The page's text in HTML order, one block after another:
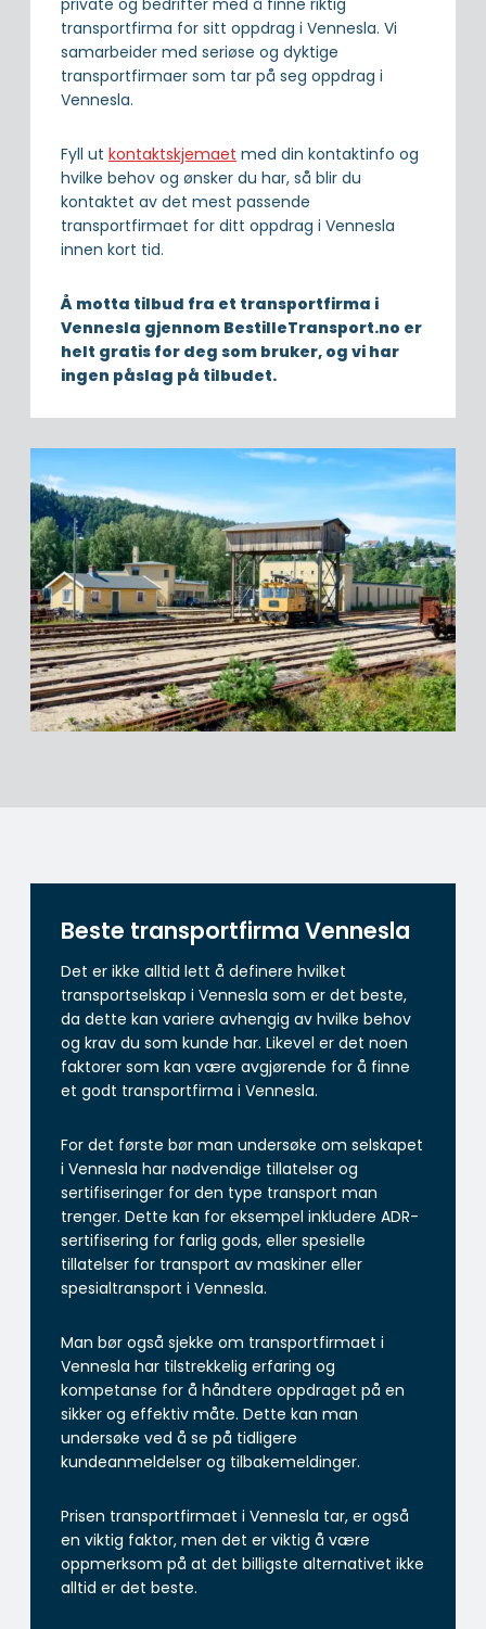
transportfirma for sitt oppdrag i Vennesla. Vi
samarbeider med seriøse og dyktige
transportfirmaer som tar på seg oppdrag i
Vennesla.
Fyll ut kontaktskjemaet med din kontaktinfo og
hvilke behov og ønsker du har, så blir du
kontaktet av det mest passende
transportfirmaet for ditt oppdrag i Vennesla
innen kort tid.
Å motta tilbud fra et transportfirma i
Vennesla gjennom BestilleTransport.no er
helt gratis for deg som bruker, og vi har
ingen påslag på tilbudet.
Beste transportfirma Vennesla
Det er ikke alltid lett å definere hvilket
transportselskap i Vennesla som er det beste,
da dette kan variere avhengig av hvilke behov
og krav du som kunde har. Likevel er det noen
faktorer som kan være avgjørende for å finne
et godt transportfirma i Vennesla.
For det første bør man undersøke om selskapet
i Vennesla har nødvendige tillatelser og
sertifiseringer for den type transport man
trenger. Dette kan for eksempel inkludere ADR-
sertifisering for farlig gods, eller spesielle
tillatelser for transport av maskiner eller
spesialtransport i Vennesla.
Man bør også sjekke om transportfirmaet i
Vennesla har tilstrekkelig erfaring og
kompetanse for å håndtere oppdraget på en
sikker og effektiv måte. Dette kan man
undersøke ved å se på tidligere
kundeanmeldelser og tilbakemeldinger.
Prisen transportfirmaet i Vennesla tar, er også
en viktig faktor, men det er viktig å være
oppmerksom på at det billigste alternativet ikke
alltid er det beste.